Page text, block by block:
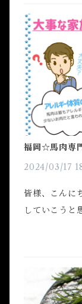
福岡☆馬肉専
2024/03/17
皆様、こんに
していこうと
馬活では、